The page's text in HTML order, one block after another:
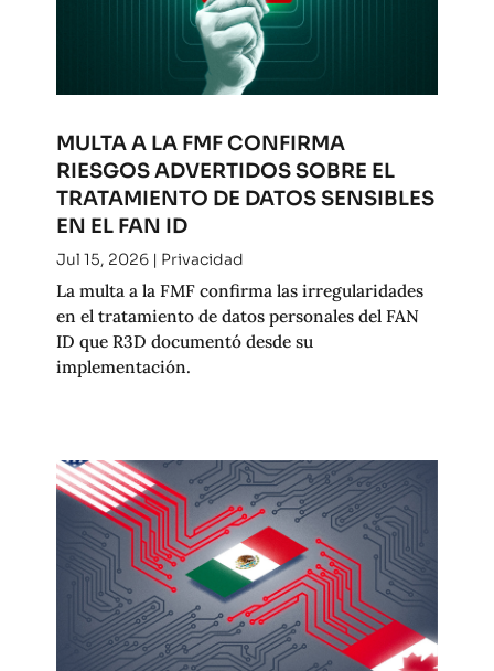
MULTA A LA FMF CONFIRMA
RIESGOS ADVERTIDOS SOBRE EL
TRATAMIENTO DE DATOS SENSIBLES
EN EL FAN ID
Jul 15, 2026| Privacidad
La multa a la FMF confirma las irregularidades
en el tratamiento de datos personales del FAN
ID que R3D documentó desde su
implementación.